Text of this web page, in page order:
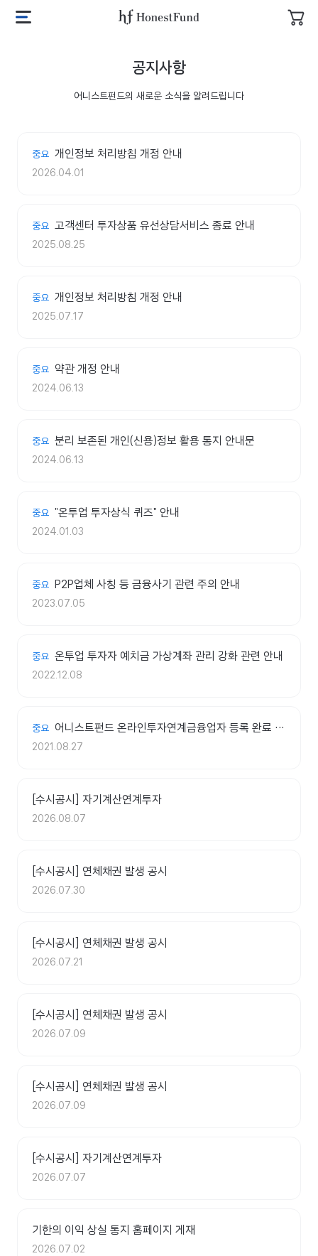
어
드
메
공지사항
어니스트펀드의 새로운 소식을 알려드립니다
중요 개인정보 처리방침 개정 안내
2026.04.01
중요 고객센터 투자상품 유선상담서비스 종료 안내
2025.08.25
중요 개인정보 처리방침 개정 안내
2025.07.17
중요 약관 개정 안내
2024.06.13
중요 분리 보존된 개인(신용)정보 활용 통지 안내문
2024.06.13
중요 "온투업 투자상식 퀴즈" 안내
2024.01.03
중요 P2P업체 사칭 등 금융사기 관련 주의 안내
2023.07.05
중요 온투업 투자자 예치금 가상계좌 관리 강화 관련 안내
2022.12.08
중요 어니스트펀드 온라인투자연계금융업자 등록 완료 안내
2021.08.27
[수시공시] 자기계산연계투자
2026.08.07
[수시공시] 연체채권 발생 공시
2026.07.30
[수시공시] 연체채권 발생 공시
2026.07.21
[수시공시] 연체채권 발생 공시
2026.07.09
[수시공시] 연체채권 발생 공시
2026.07.09
[수시공시] 자기계산연계투자
2026.07.07
기한의 이익 상실 통지 홈페이지 게재
2026.07.02